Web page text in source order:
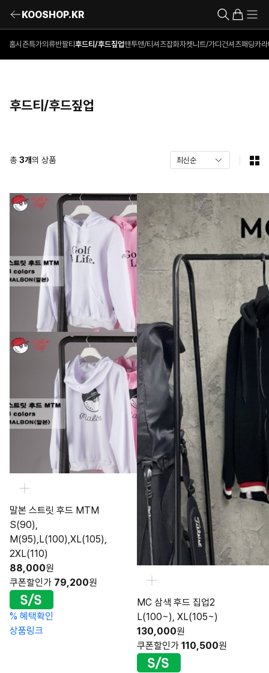
KOOSHOP.KR
홈시즌특가의류반팔티 후드티/후드짚업맨투맨/티셔츠잡화자켓니트/가디건셔츠패딩카
후드티/후드짚업
총 3개의 상품
말본 스트릿 후드 MTM
S(90),
M(95),L(100),XL(105),
2XL(110)
88,000원
쿠폰할인가 79,200원
% 혜택확인
상품링크
MC 삼색 후드 집업2
L(100~), XL(105~)
130,000원
쿠폰할인가 110,500원